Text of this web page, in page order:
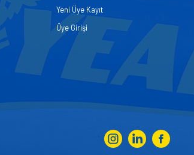
Yeni Üye Kayıt
Üye Girişi